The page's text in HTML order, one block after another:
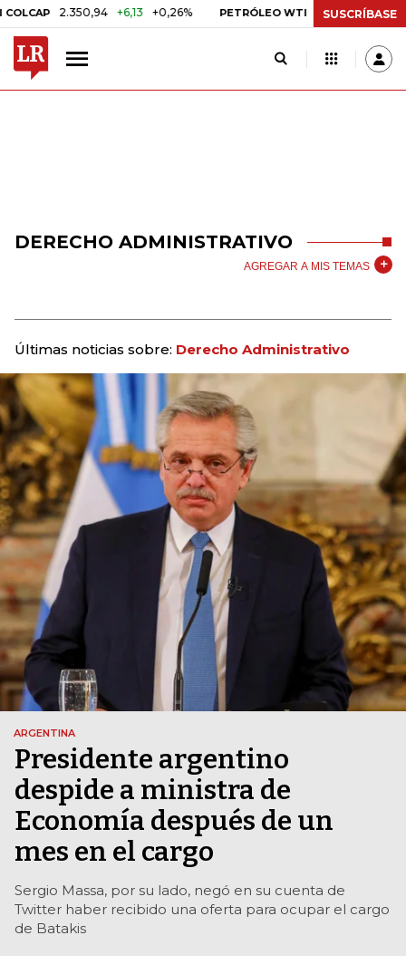
2.350,94 +6,13 +0,26% PETRÓLEO WTI US$ 78,01 US$ 2,92
SUSCRÍBASE
DERECHO ADMINISTRATIVO
AGREGAR A MIS TEMAS
Últimas noticias sobre: Derecho Administrativo
ARGENTINA
Presidente argentino
despide a ministra de
Economía después de un
mes en el cargo
Sergio Massa, por su lado, negó en su cuenta de
Twitter haber recibido una oferta para ocupar el cargo
de Batakis